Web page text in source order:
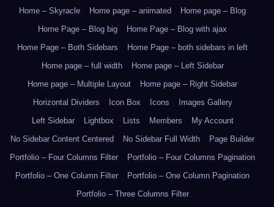
Home – Skyracle
Home page – animated
Home page – Blog
Home Page – Blog big
Home Page – Blog with ajax
Home Page – Both Sidebars
Home Page – both sidebars in left
Home page – full width
Home page – Left Sidebar
Home page – Multiple Layout
Home page – Right Sidebar
Horizontal Dividers
Icon Box Icons
Images Gallery
Left Sidebar
Lightbox Lists Members
My Account
No Sidebar Content Centered
No Sidebar Full Width
Page Builder
Portfolio – Four Columns Filter
Portfolio – Four Columns Pagination
Portfolio – One Column Filter
Portfolio – One Column Pagination
Portfolio – Three Columns Filter